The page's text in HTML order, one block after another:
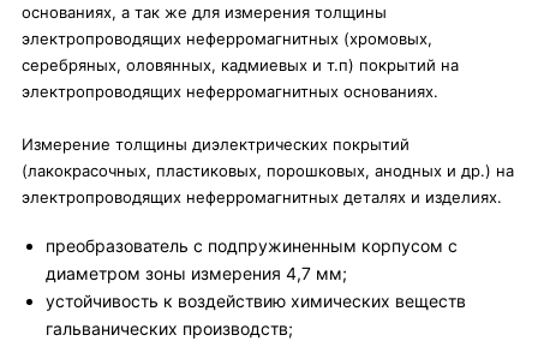
основаниях, а так же для измерения толщины
электропроводящих неферромагнитных (хромовых,
серебряных, оловянных, кадмиевых и т.п) покрытий на
электропроводящих неферромагнитных основаниях.
Измерение толщины диэлектрических покрытий
(лакокрасочных, пластиковых, порошковых, анодных и др.) на
электропроводящих неферромагнитных деталях и изделиях.
преобразователь с подпружиненным корпусом с
диаметром зоны измерения 4,7 мм;
устойчивость к воздействию химических веществ
гальванических производств;